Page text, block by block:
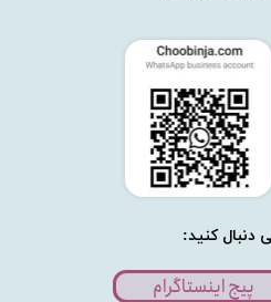
دنبال کنید:
پیج اینستاگرام